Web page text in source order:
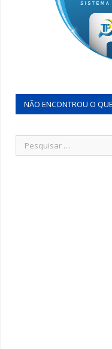
NÃO ENCONTROU O